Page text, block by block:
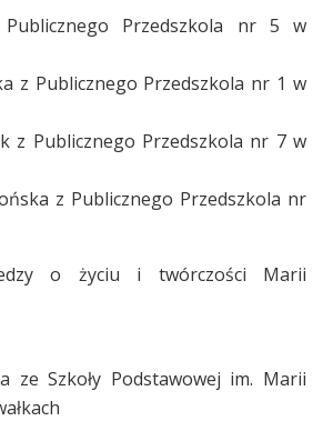
Przedszkola nr 5 w
z Publicznego Przedszkola nr 1 w
z Publicznego Przedszkola nr 7 w
z Publicznego Przedszkola nr
o życiu i twórczości Marii
ze Szkoły Podstawowej im. Marii